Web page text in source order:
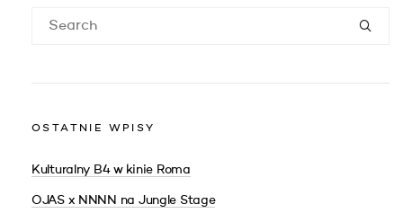
OSTATNIE WPISY
Kulturalny B4 w kinie Roma
OJAS x NNNN na Jungle Stage